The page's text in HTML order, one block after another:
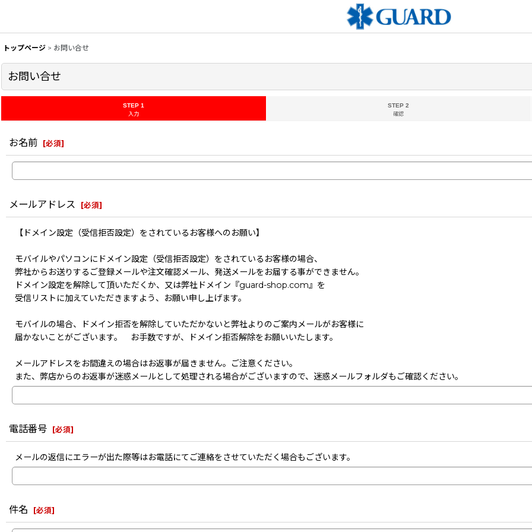
トップページ > お問い合せ
お問い合せ
STEP 1
入力
STEP 2
確認
お名前 [必須]
メールアドレス [必須]
【ドメイン設定（受信拒否設定）をされているお客様へのお願い】
モバイルやパソコンにドメイン設定（受信拒否設定）をされているお客様の場合、
弊社からお送りするご登録メールや注文確認メール、発送メールをお届する事ができません。
ドメイン設定を解除して頂いただくか、又は弊社ドメイン『guard-shop.com』を
受信リストに加えていただきますよう、お願い申し上げます。
モバイルの場合、ドメイン拒否を解除していただかないと弊社よりのご案内メールがお客様に
届かないことがございます。 お手数ですが、ドメイン拒否解除をお願いいたします。
メールアドレスをお間違えの場合はお返事が届きません。ご注意ください。
また、弊店からのお返事が迷惑メールとして処理される場合がございますので、迷惑メールフォルダもご確認ください。
電話番号 [必須]
メールの返信にエラーが出た際等はお電話にてご連絡をさせていただく場合もございます。
件名 [必須]